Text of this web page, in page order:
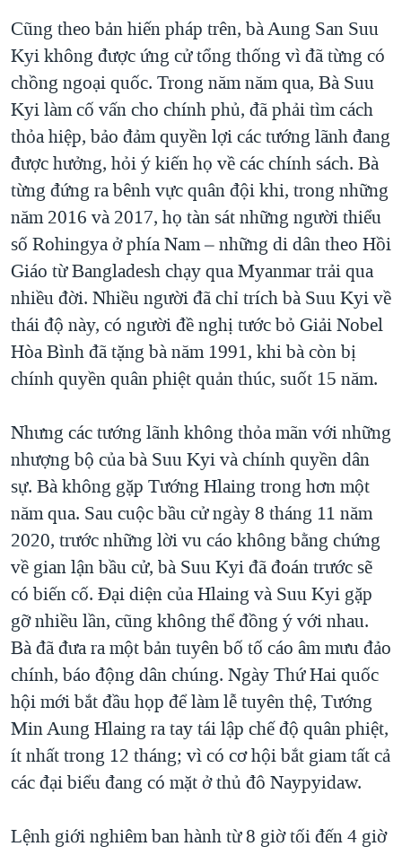
Cũng theo bản hiến pháp trên, bà Aung San Suu
Kyi không được ứng cử tổng thống vì đã từng có
chồng ngoại quốc. Trong năm năm qua, Bà Suu
Kyi làm cố vấn cho chính phủ, đã phải tìm cách
thỏa hiệp, bảo đảm quyền lợi các tướng lãnh đang
được hưởng, hỏi ý kiến họ về các chính sách. Bà
từng đứng ra bênh vực quân đội khi, trong những
năm 2016 và 2017, họ tàn sát những người thiểu
số Rohingya ở phía Nam – những di dân theo Hồi
Giáo từ Bangladesh chạy qua Myanmar trải qua
nhiều đời. Nhiều người đã chỉ trích bà Suu Kyi về
thái độ này, có người đề nghị tước bỏ Giải Nobel
Hòa Bình đã tặng bà năm 1991, khi bà còn bị
chính quyền quân phiệt quản thúc, suốt 15 năm.
Nhưng các tướng lãnh không thỏa mãn với những
nhượng bộ của bà Suu Kyi và chính quyền dân
sự. Bà không gặp Tướng Hlaing trong hơn một
năm qua. Sau cuộc bầu cử ngày 8 tháng 11 năm
2020, trước những lời vu cáo không bằng chứng
về gian lận bầu cử, bà Suu Kyi đã đoán trước sẽ
có biến cố. Đại diện của Hlaing và Suu Kyi gặp
gỡ nhiều lần, cũng không thể đồng ý với nhau.
Bà đã đưa ra một bản tuyên bố tố cáo âm mưu đảo
chính, báo động dân chúng. Ngày Thứ Hai quốc
hội mới bắt đầu họp để làm lễ tuyên thệ, Tướng
Min Aung Hlaing ra tay tái lập chế độ quân phiệt,
ít nhất trong 12 tháng; vì có cơ hội bắt giam tất cả
các đại biểu đang có mặt ở thủ đô Naypyidaw.
Lệnh giới nghiêm ban hành từ 8 giờ tối đến 4 giờ